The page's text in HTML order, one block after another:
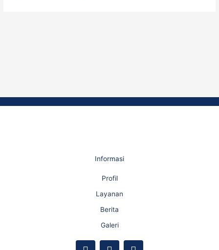
Informasi
Profil
Layanan
Berita
Galeri
F
Y
I